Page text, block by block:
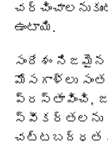
ఉంటాయి.
సందేశం
మోసగాళ్లు
ప్రస్తావించి,
స్వీకర్తలను
చట్టబద్ధత